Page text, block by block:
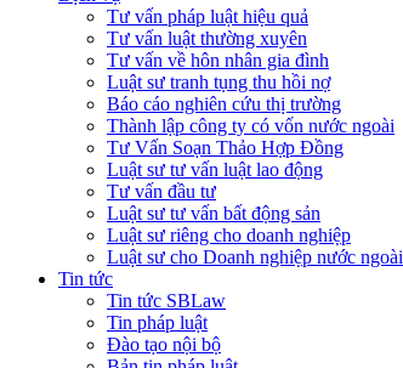
Tư vấn pháp luật hiệu quả
Tư vấn luật thường xuyên
Tư vấn về hôn nhân gia đình
Luật sư tranh tụng thu hồi nợ
Báo cáo nghiên cứu thị trường
Thành lập công ty có vốn nước ngoài
Tư Vấn Soạn Thảo Hợp Đồng
Luật sư tư vấn luật lao động
Tư vấn đầu tư
Luật sư tư vấn bất động sản
Luật sư riêng cho doanh nghiệp
Luật sư cho Doanh nghiệp nước ngoài
Tin tức
Tin tức SBLaw
Tin pháp luật
Đào tạo nội bộ